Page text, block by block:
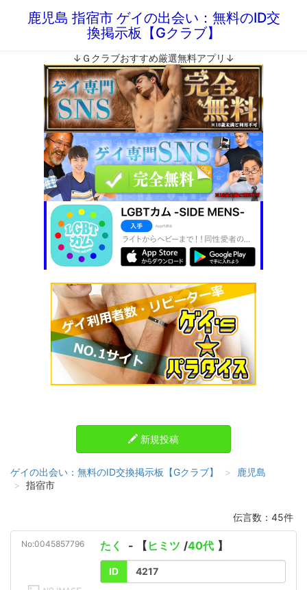
鹿児島 指宿市 ゲイの出会い：無料のID交
換掲示板【Gクラブ】
↓Ｇクラブおすすめ厳選無料アプリ↓
新規投稿
ゲイの出会い：無料のID交換掲示板【Gクラブ】
鹿児島
指宿市
伝言数：45件
No:0045857796 たく - 【 ヒミツ /40代 】
ID 4217